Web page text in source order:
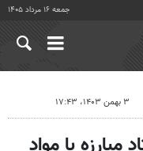
جمعه ۱۶ مرداد ۱۴۰۵
۳ بهمن ۱۴۰۳، ۱۷:۴۳